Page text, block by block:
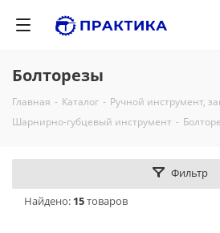
Болторезы
Главная - Каталог - Ручной инструмент,
Шарнирно-губцевый инструмент -
Фильтр
Найдено: 15товаров